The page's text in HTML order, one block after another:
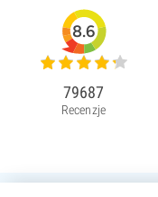
8.6
79687
Recenzje